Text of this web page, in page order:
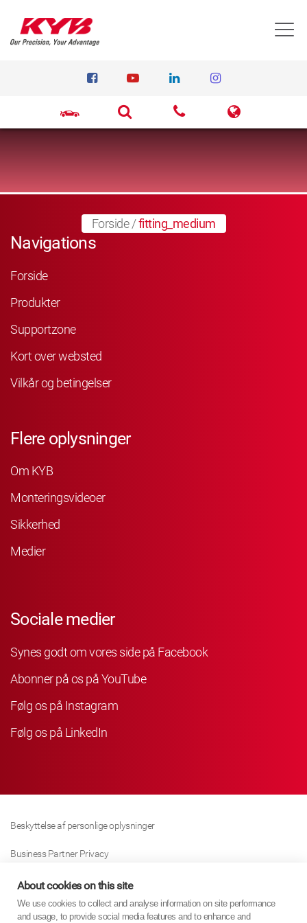
Forside/fitting_medium
Navigations
Forside
Produkter
Supportzone
Kort over websted
Vilkår og betingelser
Flere oplysninger
Om KYB
Monteringsvideoer
Sikkerhed
Medier
Sociale medier
Synes godt om vores side på Facebook
Abonner på os på YouTube
Følg os på Instagram
Følg os på LinkedIn
Beskyttelse af personlige oplysninger
Business Partner Privacy
Cookie Politik
Modern Slavery Act Policy
About cookies on this site
We use cookies to collect and analyse information on site performance
and usage, to provide social media features and to enhance and